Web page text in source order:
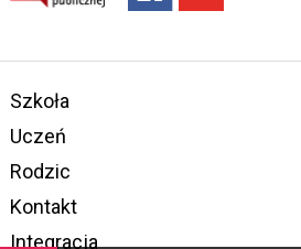
Szkoła
Uczeń
Rodzic
Kontakt
Integracja